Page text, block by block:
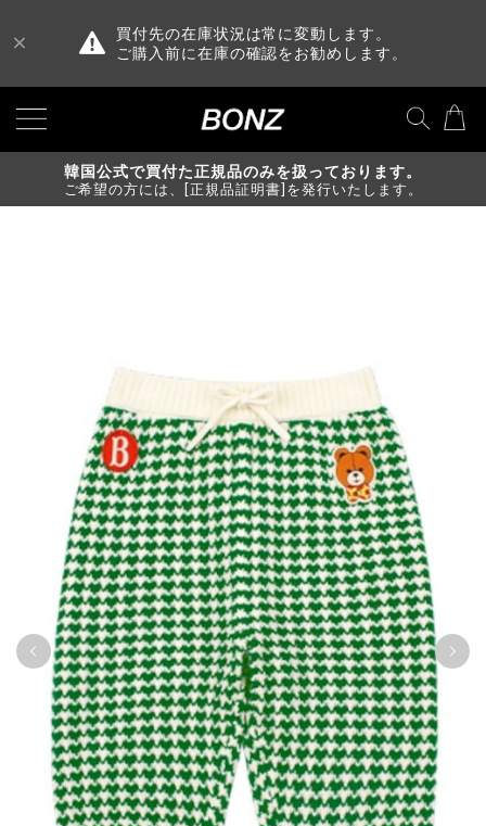
買付先の在庫状況は常に変動します。
ご購入前に在庫の確認をお勧めします。
韓国公式で買付た正規品のみを扱っております。
ご希望の方には、[正規品証明書]を発行いたします。